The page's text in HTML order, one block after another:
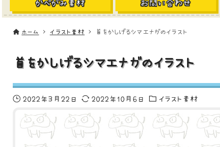
かべがみ素材 お問い合わせ
ホーム イラスト素材 首をかしげるシマエナガのイラスト
首をかしげるシマエナガのイラスト
2022年3月22日 2022年10月6日 イラスト素材